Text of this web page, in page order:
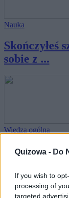
Quizowa - Do
If you wish to
processing of
targeted
Nauka
Skończyłeś
sobie z ...
Wiedza ogólna
10